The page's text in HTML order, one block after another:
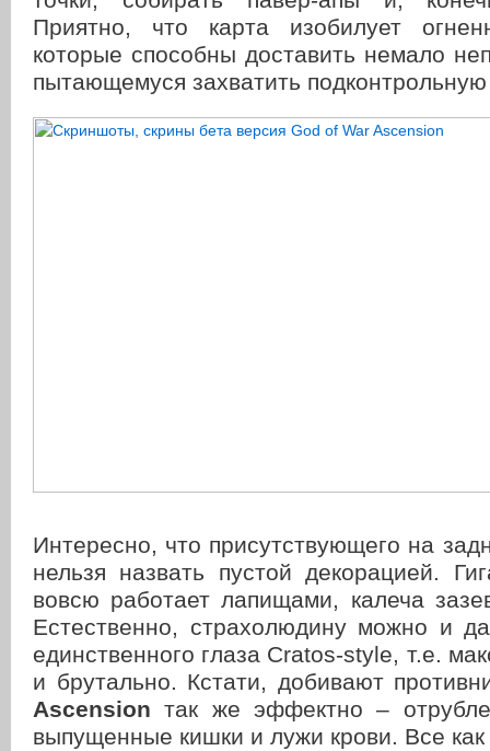
Приятно, что карта изобилует
которые способны доставить немало
пытающемуся захватить подконтрольную
Интересно, что присутствующего на
нельзя назвать пустой декорацией.
вовсю работает лапищами, калеча
Естественно, страхолюдину можно и
единственного глаза Cratos-style, т.е.
и брутально. Кстати, добивают
Ascension так же эффектно –
выпущенные кишки и лужи крови. Все